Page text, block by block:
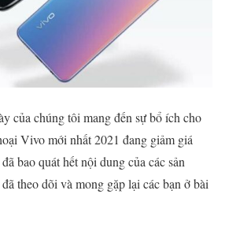
của chúng tôi mang đến sự bổ ích cho
Vivo mới nhất 2021 đang giảm giá
bao quát hết nội dung của các sản
theo dõi và mong gặp lại các bạn ở bài